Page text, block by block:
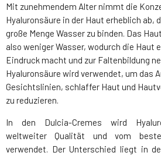
Mit zunehmendem Alter nimmt die
Hyaluronsäure in der Haut erheblich ab,
große Menge Wasser zu binden. Das
also weniger Wasser, wodurch die Haut
Eindruck macht und zur Faltenbildung
Hyaluronsäure wird verwendet, um das
Gesichtslinien, schlaffer Haut und
zu reduzieren.
In den Dulcia-Cremes wird
weltweiter Qualität und vom
verwendet. Der Unterschied liegt in